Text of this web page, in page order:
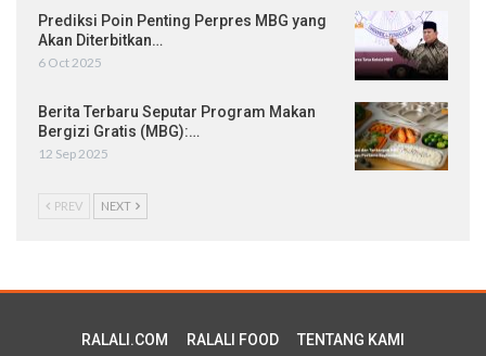
Prediksi Poin Penting Perpres MBG yang
Akan Diterbitkan…
6 Oct 2025
Berita Terbaru Seputar Program Makan
Bergizi Gratis (MBG):…
12 Sep 2025
PREV NEXT
RALALI.COM RALALI FOOD TENTANG KAMI